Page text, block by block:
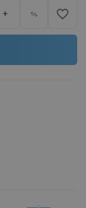
+ favorite_border